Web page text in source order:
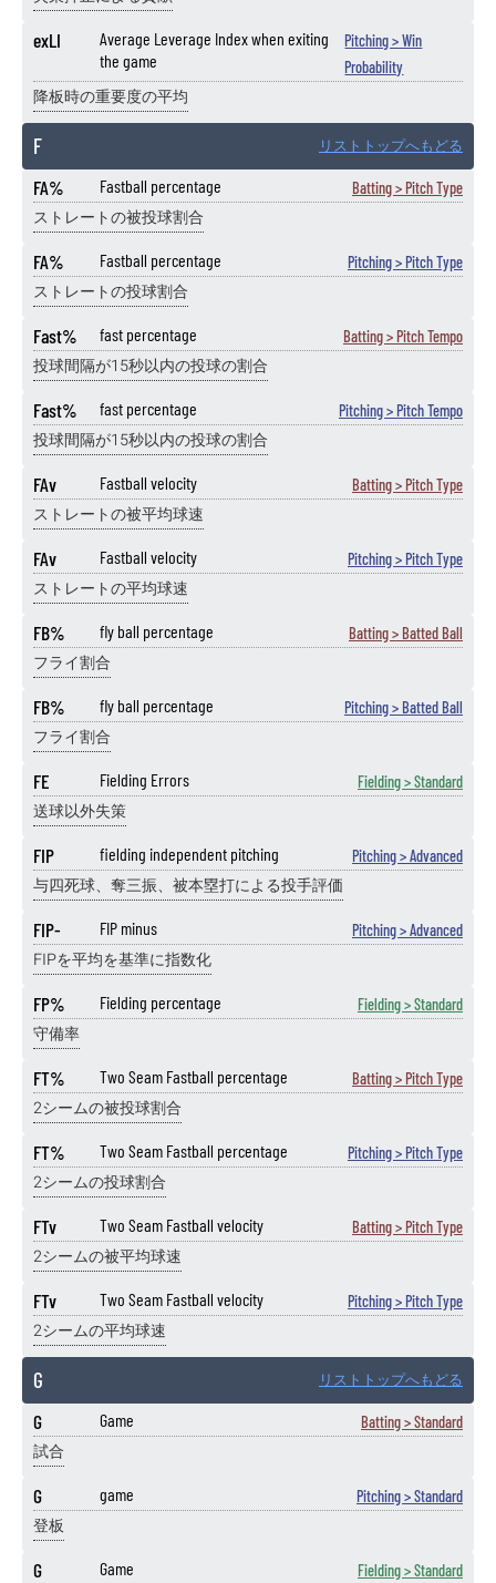
exLI
Average Leverage Index when exiting
the game
Pitching > Win
Probability
降板時の重要度の平均
F リストトップへもどる
FA% Fastball percentage Batting > Pitch Type
ストレートの被投球割合
FA% Fastball percentage Pitching > Pitch Type
ストレートの投球割合
Fast% fast percentage Batting > Pitch Tempo
投球間隔が15秒以内の投球の割合
Fast% fast percentage Pitching > Pitch Tempo
投球間隔が15秒以内の投球の割合
FAv Fastball velocity Batting > Pitch Type
ストレートの被平均球速
FAv Fastball velocity Pitching > Pitch Type
ストレートの平均球速
FB% fly ball percentage Batting > Batted Ball
フライ割合
FB% fly ball percentage Pitching > Batted Ball
フライ割合
FE Fielding Errors Fielding > Standard
送球以外失策
FIP fielding independent pitching Pitching > Advanced
与四死球、奪三振、被本塁打による投手評価
FIP- FIP minus Pitching > Advanced
FIPを平均を基準に指数化
FP% Fielding percentage Fielding > Standard
守備率
FT% Two Seam Fastball percentage Batting > Pitch Type
2シームの被投球割合
FT% Two Seam Fastball percentage Pitching > Pitch Type
2シームの投球割合
FTv Two Seam Fastball velocity Batting > Pitch Type
2シームの被平均球速
FTv Two Seam Fastball velocity Pitching > Pitch Type
2シームの平均球速
G リストトップへもどる
G Game Batting > Standard
試合
G game Pitching > Standard
登板
G Game Fielding > Standard